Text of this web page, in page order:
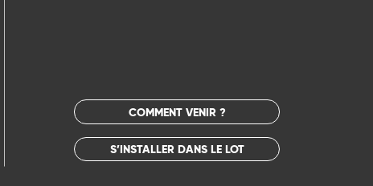
COMMENT VENIR ?
S’INSTALLER DANS LE LOT